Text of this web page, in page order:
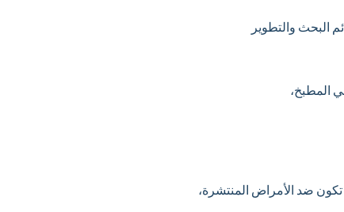
البحث والتطوير
المطبخ،
ضد الأمراض المنتشرة،